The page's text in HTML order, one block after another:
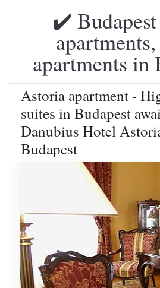
✔️ Budapest
apartments in
Astoria apartment -
suites in Budapest
Danubius Hotel
Budapest